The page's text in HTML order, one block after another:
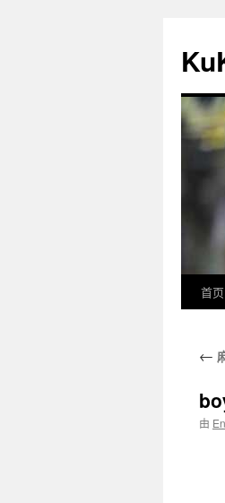
首页
←
由